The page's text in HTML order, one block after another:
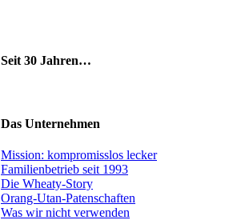
Seit 30 Jahren…
Das Unternehmen
Mission: kompromisslos lecker
Familienbetrieb seit 1993
Die Wheaty-Story
Orang-Utan-Patenschaften
Was wir nicht verwenden